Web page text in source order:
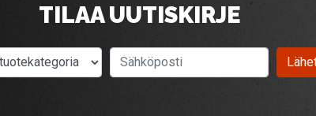
TILAA UUTISKIRJE
Valitse tuotekategoria